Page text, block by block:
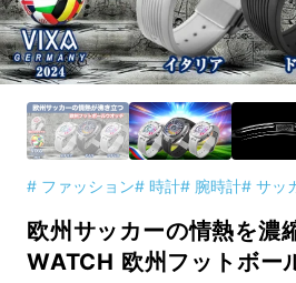
# ファッション# 時計# 腕時計# サッ
欧州サッカーの情熱を濃
WATCH 欧州フットボー